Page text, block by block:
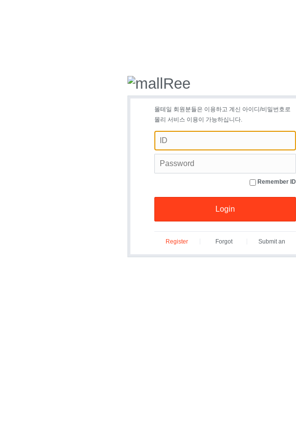
몰테일 회원분들은 이용하고 계신 아이디/비밀번호로
몰리 서비스 이용이 가능하십니다.
Remember ID
Login
Register
Forgot
Submit an